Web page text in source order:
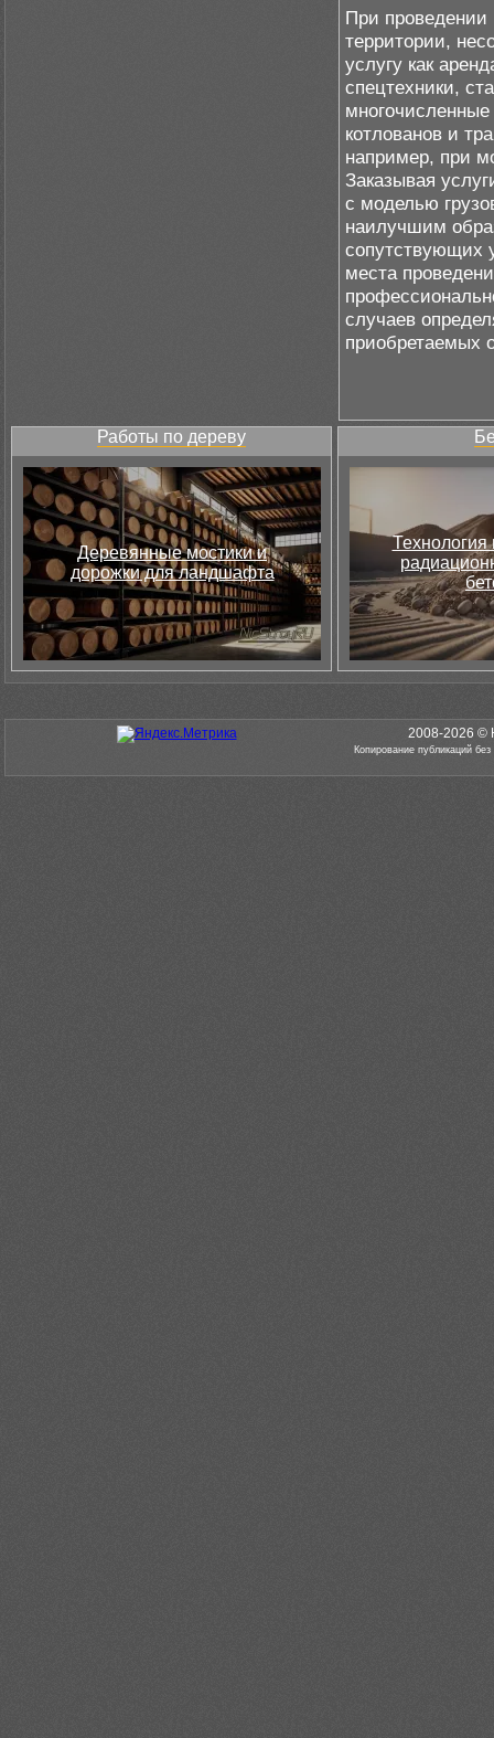
При проведении
территории,
услугу как
спецтехники,
котлованов и
например, при
Заказывая
с моделью
наилучшим
сопутствующих
места
случаев
приобретаемых
Работы по дереву
Деревянные мостики и
дорожки для ландшафта
Технология
2008-2026 ©
Копирование публикаций